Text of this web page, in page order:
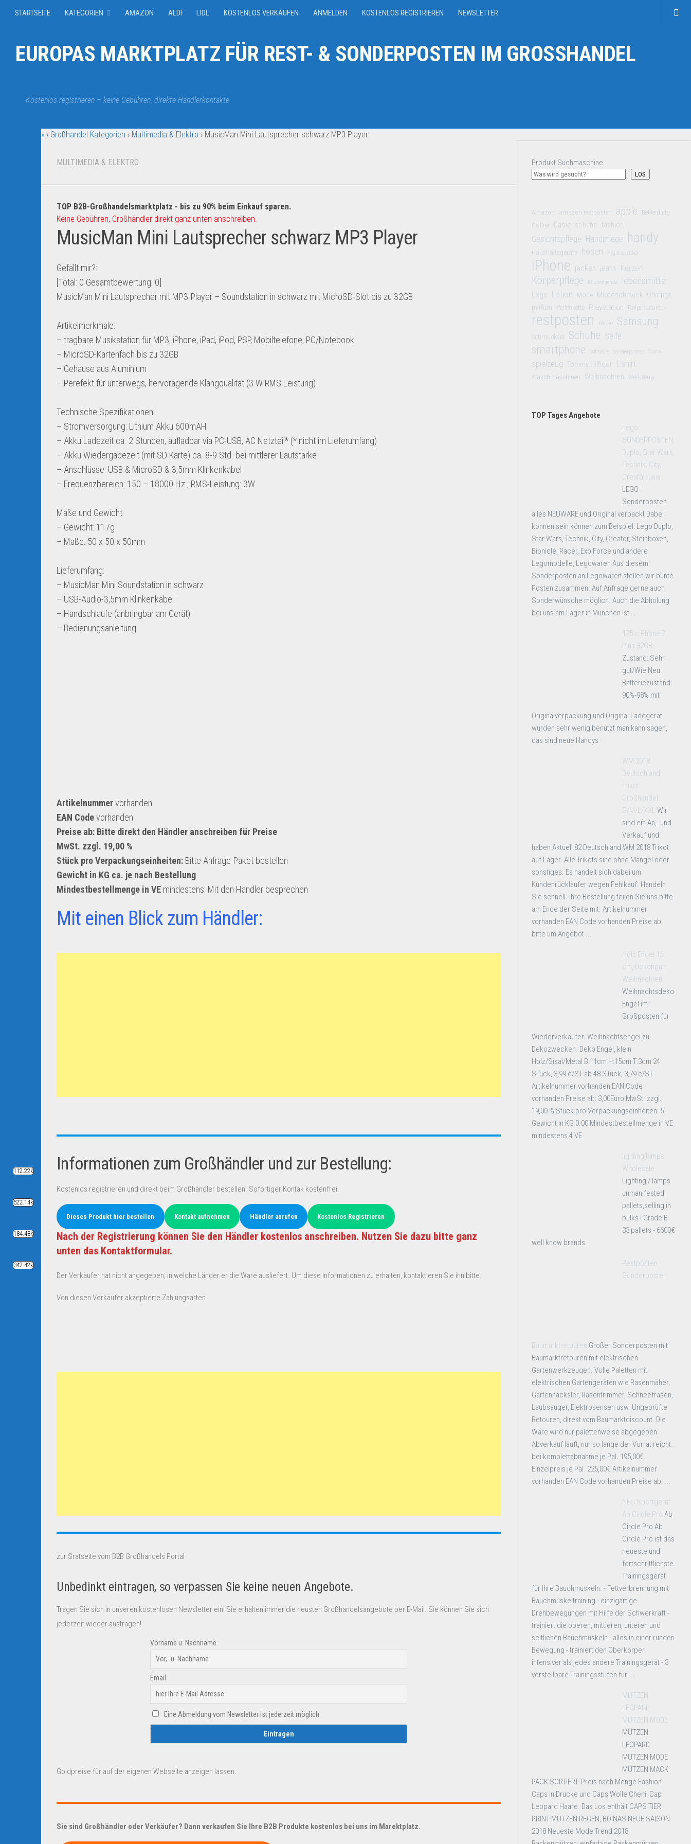
STARTSEITE KATEGORIEN AMAZON ALDI LIDL KOSTENLOS VERKAUFEN ANMELDEN KOSTENLOS REGISTRIEREN NEWSLETTER
EUROPAS MARKTPLATZ FÜR REST- & SONDERPOSTEN IM GROSSHANDEL
Kostenlos registrieren – keine Gebühren, direkte Händlerkontakte
» › Großhandel Kategorien › Multimedia & Elektro › MusicMan Mini Lautsprecher schwarz MP3 Player
MULTIMEDIA & ELEKTRO
TOP B2B-Großhandelsmarktplatz - bis zu 90% beim Einkauf sparen.
Keine Gebühren, Großhändler direkt ganz unten anschreiben.
MusicMan Mini Lautsprecher schwarz MP3 Player
Gefällt mir?:
[Total: 0 Gesamtbewertung: 0
MusicMan Mini Lautsprecher mit MP3-Player – Soundstation in schwarz mit MicroSD-Slot bis zu 32GB
Artikelmerkmale:
– tragbare Musikstation für MP3, iPhone, iPad, iPod, PSP, Mobiltelefone, PC/Notebook
– MicroSD-Kartenfach bis zu 32GB
– Gehäuse aus Aluminium
– Perefekt für unterwegs, hervoragende Klangqualität (3 W RMS Leistung)
Technische Spezifikationen:
– Stromversorgung: Lithium Akku 600mAH
– Akku Ladezeit ca. 2 Stunden, aufladbar via PC-USB, AC Netzteil* (* nicht im Lieferumfang)
– Akku Wiedergabezeit (mit SD Karte) ca. 8-9 Std. bei mittlerer Lautstärke
– Anschlüsse: USB & MicroSD & 3,5mm Klinkenkabel
– Frequenzbereich: 150 – 18000 Hz ; RMS-Leistung: 3W
Maße und Gewicht:
– Gewicht: 117g
– Maße: 50 x 50 x 50mm
Lieferumfang:
– MusicMan Mini Soundstation in schwarz
– USB-Audio-3,5mm Klinkenkabel
– Handschlaufe (anbringbar am Gerät)
– Bedienungsanleitung
Artikelnummervorhanden
EAN Codevorhanden
Preise ab: Bitte direkt den Händler anschreiben für Preise
MwSt. zzgl. 19,00 %
Stück pro Verpackungseinheiten: Bitte Anfrage-Paket bestellen
Gewicht in KG ca. je nach Bestellung
Mindestbestellmenge in VE mindestens: Mit den Händler besprechen
Mit einen Blick zum Händler:
Informationen zum Großhändler und zur Bestellung:
Kostenlos registrieren und direkt beim Großhändler bestellen. Sofortiger Kontak kostenfrei.
Dieses Produkt hier bestellen Kontakt aufnehmen Händler anrufen Kostenlos Registrieren
Nach der Registrierung können Sie den Händler kostenlos anschreiben. Nutzen Sie dazu bitte ganz
unten das Kontaktformular.
Der Verkäufer hat nicht angegeben, in welche Länder er die Ware ausliefert. Um diese Informationen zu erhalten, kontaktieren Sie ihn bitte.
Von diesen Verkäufer akzeptierte Zahlungsarten
zur Sratseite vom B2B Großhandels Portal
Unbedinkt eintragen, so verpassen Sie keine neuen Angebote.
Tragen Sie sich in unseren kostenlosen Newsletter ein! Sie erhalten immer die neusten Großhandelsangebote per E-Mail. Sie können Sie sich
jederzeit wieder austragen!
Vorname u. Nachname
Email
Eine Abmeldung vom Newsletter ist jederzeit möglich.
Goldpreise für auf der eigenen Webseite anzeigen lassen.
Sie sind Großhändler oder Verkäufer? Dann verkaufen Sie Ihre B2B Produkte kostenlos bei uns im Marektplatz.
Produkt Suchmaschine
LOS
Amazon amazon restposten apple Bekleidung
Collier Damenschuhe fashion
Gesichtspflege Handpflege handy
Haushaltsgeräte hosen Hygieneartikel
iPhone jacken jeans Kerzen
Körperpflege Küchengeräte lebensmittel
Lego Lotion Mode Modeschmuck Ohrringe
parfüm
Perlenkette Playstation Ralph Lauren
restposten röcke Samsung
Schmuckset Schuhe Seife
smartphone software sonderposten Sony
spielzeug Tommy Hilfiger t shirt
Waschmaschinen Weihnachten Werkzeug
TOP Tages Angebote
Lego
SONDERPOSTEN,
Duplo, Star Wars,
Technik, City,
Creator, usw
LEGO
Sonderposten
alles NEUWARE und Original verpackt Dabei
können sein können zum Beispiel: Lego Duplo,
Star Wars, Technik, City, Creator, Steinboxen,
Bionicle, Racer, Exo Force und andere
Legomodelle, Legowaren Aus diesem
Sonderposten an Legowaren stellen wir bunte
Posten zusammen. Auf Anfrage gerne auch
Sonderwünsche möglich. Auch die Abholung
bei uns am Lager in München ist ...
175 x iPhone 7
Plus 32GB
Zustand: Sehr
gut/Wie Neu
Batteriezustand:
90%-98% mit
Originalverpackung und Original Ladegerät
wurden sehr wenig benutzt man kann sagen,
das sind neue Handys
WM 2018
Deutschland
Trikot
Großhandel
S/M/L/XXL Wir
sind ein An,- und
Verkauf und
haben Aktuell 82 Deutschland WM 2018 Trikot
auf Lager. Alle Trikots sind ohne Mängel oder
sonstiges. Es handelt sich dabei um
Kundenrückläufer wegen Fehlkauf. Handeln
Sie schnell. Ihre Bestellung teilen Sie uns bitte
am Ende der Seite mit. Artikelnummer
vorhanden EAN Code vorhanden Preise ab:
bitte um Angebot ...
Holz Engel 15
cm, Dekofigur,
Weihnachten
Weihnachtsdeko
Engel im
Großposten für
Wiederverkäufer. Weihnachtsengel zu
Dekozwecken. Deko Engel, klein
Holz/Sisal/Metal B:11cm H:15cm T:3cm 24
STück, 3,99 e/ST ab 48 STück, 3,79 e/ST
Artikelnummer vorhanden EAN Code
vorhanden Preise ab: 3,00Euro MwSt. zzgl.
19,00 % Stück pro Verpackungseinheiten: 5
Gewicht in KG 0.00 Mindestbestellmenge in VE
mindestens 4 VE
lighting lamps
Wholesale
Lighting / lamps
unmanifested
pallets,selling in
bulks ! Grade B
33 pallets - 6600€
well know brands
Restposten
Sonderposten
Baumarktretouren Großer Sonderposten mit
Baumarktretouren mit elektrischen
Gartenwerkzeugen. Volle Paletten mit
elektrischen Gartengeräten wie Rasenmäher,
Gartenhäcksler, Rasentrimmer, Schneefräsen,
Laubsauger, Elektrosensen usw. Ungeprüfte
Retouren, direkt vom Baumarktdiscount. Die
Ware wird nur palettenweise abgegeben
Abverkauf läuft, nur so lange der Vorrat reicht.
bei komplettabnahme je Pal. 195,00€
Einzelpreis je Pal. 225,00€ Artikelnummer
vorhanden EAN Code vorhanden Preise ab: ...
NEU Sportgerät
Ab Circle Pro Ab
Circle Pro Ab
Circle Pro ist das
neueste und
fortschrittlichste
Trainingsgerät
für Ihre Bauchmuskeln. - Fettverbrennung mit
Bauchmuskeltraining - einzigartige
Drehbewegungen mit Hilfe der Schwerkraft -
trainiert die oberen, mittleren, unteren und
seitlichen Bauchmuskeln - alles in einer runden
Bewegung - trainiert den Oberkörper
intensiver als jedes andere Trainingsgerät - 3
verstellbare Trainingsstufen für ...
MUTZEN
LEOPARD
MUTZEN MODE
MÜTZEN
LEOPARD
MÜTZEN MODE
MÜTZEN MACK
PACK SORTIERT. Preis nach Menge Fashion
Caps in Drucke und Caps Wolle Chenil Cap
Leopard Haare. Das Los enthält CAPS TIER
PRINT MÜTZEN REGEN, BOINAS NEUE SAISON
2018 Neueste Mode Trend 2018.
112.22k
522.14k
184.48k
342.42k